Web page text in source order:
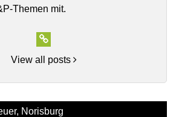
Themen mit.
View all posts
, Norisburg